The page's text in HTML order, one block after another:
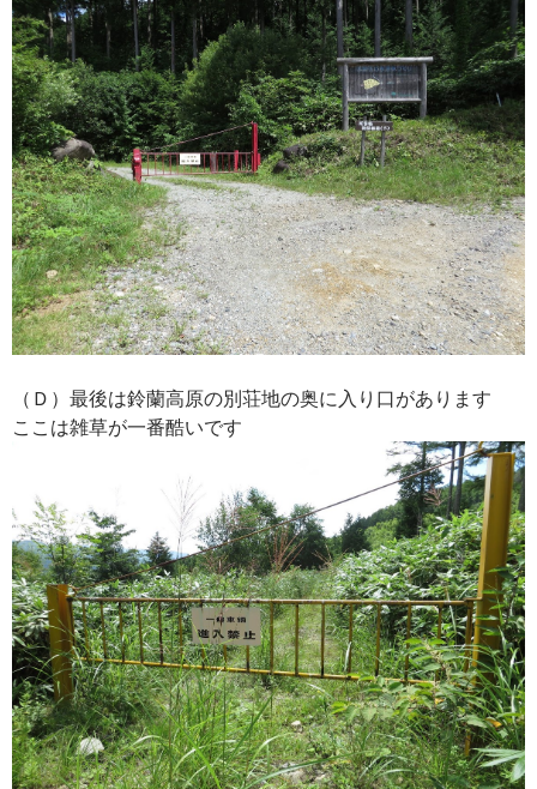
（Ｄ）最後は鈴蘭高原の別荘地の奥に入り口があります
ここは雑草が一番酷いです